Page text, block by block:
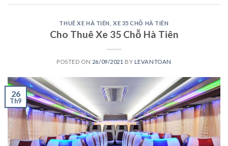
THUÊ XE HÀ TIÊN XE 35 CHỖ HÀ TIÊN
Cho Thuê Xe 35 Chỗ Hà Tiên
POSTED ON 26/09/2021 BY LEVANTOAN
26
Th9